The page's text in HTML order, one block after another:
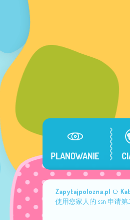
PLANOWANIE
Zapytajpolozna.pl
使用您家人的 ssn 申请第